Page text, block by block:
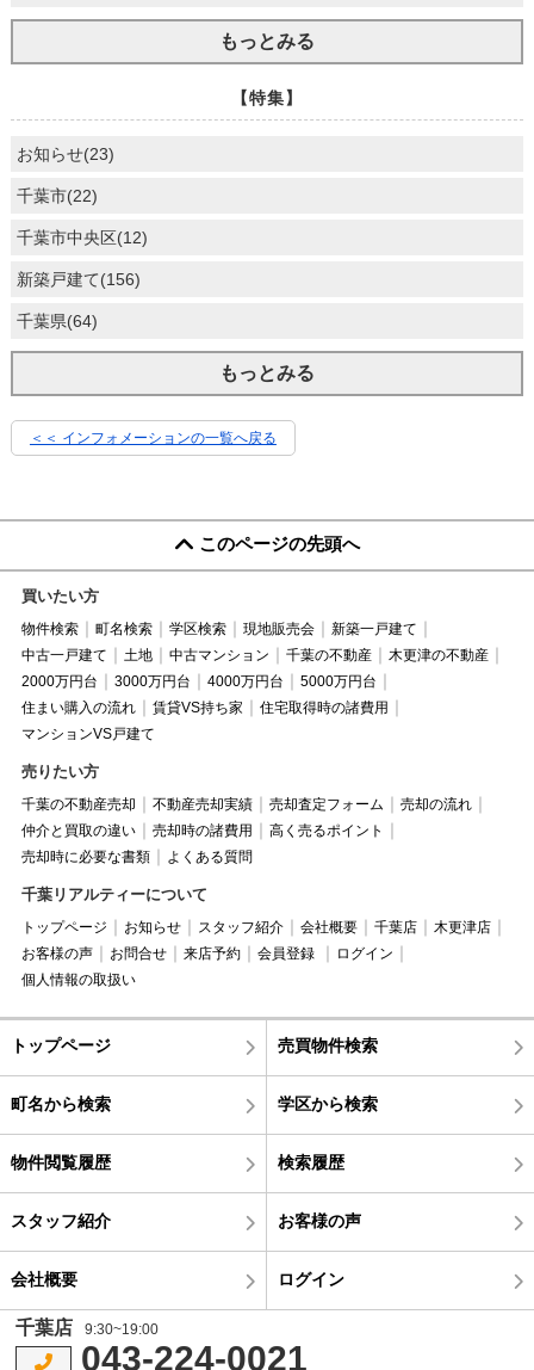
もっとみる
【特集】
お知らせ(23)
千葉市(22)
千葉市中央区(12)
新築戸建て(156)
千葉県(64)
もっとみる
＜＜ インフォメーションの一覧へ戻る
このページの先頭へ
買いたい方
物件検索 町名検索 学区検索 現地販売会
新築一戸建て
中古一戸建て
土地 中古マンション 千葉の不動産
木更津の不動産
2000万円台
3000万円台 4000万円台
5000万円台
住まい購入の流れ
賃貸VS持ち家
住宅取得時の諸費用
マンションVS戸建て
売りたい方
千葉の不動産売却 不動産売却実績 売却査定フォーム
売却の流れ
仲介と買取の違い
売却時の諸費用
高く売るポイント
売却時に必要な書類
よくある質問
千葉リアルティーについて
トップページ お知らせ スタッフ紹介 会社概要 千葉店
木更津店
お客様の声
お問合せ 来店予約 会員登録
ログイン
個人情報の取扱い
トップページ 売買物件検索
町名から検索 学区から検索
物件閲覧履歴 検索履歴
スタッフ紹介 お客様の声
会社概要 ログイン
千葉店 9:30~19:00
043-224-0021